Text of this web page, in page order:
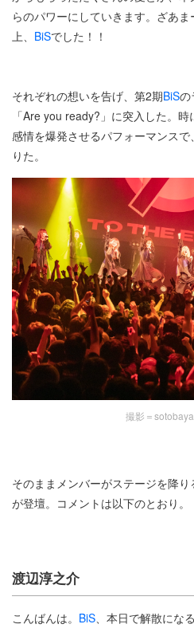
らのパワーにしていきます。ざあ
上、 BiSでした！！
それぞれの想いを告げ、第2期BiSの
「Are you ready?」に突入した。
感情を爆発させるパフォーマンスで
りた。
撮影＝
そのままメンバーがステージを降り
が登壇。コメントは以下のとおり。
渡辺淳之介
こんばんは。 BiS 、本日で解散に